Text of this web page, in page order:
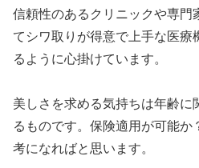
信頼性のあるクリニックや専門
てシワ取りが得意で上手な医療
るように心掛けています。
美しさを求める気持ちは年齢に
るものです。保険適用が可能か
考になればと思います。